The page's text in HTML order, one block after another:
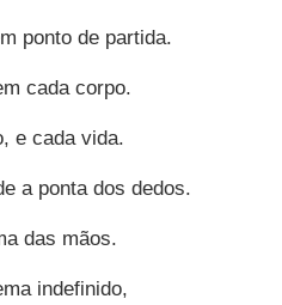
ponto de partida.
cada corpo.
e cada vida.
a ponta dos dedos.
das mãos.
indefinido,